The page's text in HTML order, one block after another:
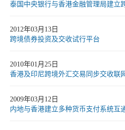
泰国中央银行与香港金融管理局建立
2012年03月13日
跨境债券投资及交收试行平台
2010年01月25日
香港及印尼跨境外汇交易同步交收联
2009年03月12日
内地与香港建立多种货币支付系统互